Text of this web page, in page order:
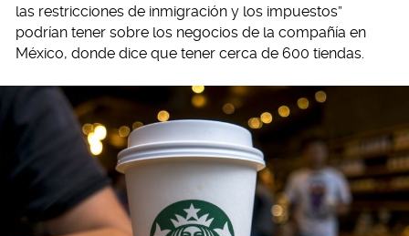
las restricciones de inmigración y los impuestos”
podrían tener sobre los negocios de la compañía en
México, donde dice que tener cerca de 600 tiendas.